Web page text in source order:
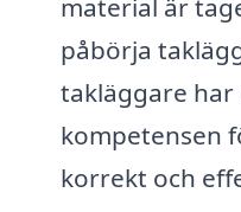
material är
påbörja
takläggare har
kompetensen
korrekt och